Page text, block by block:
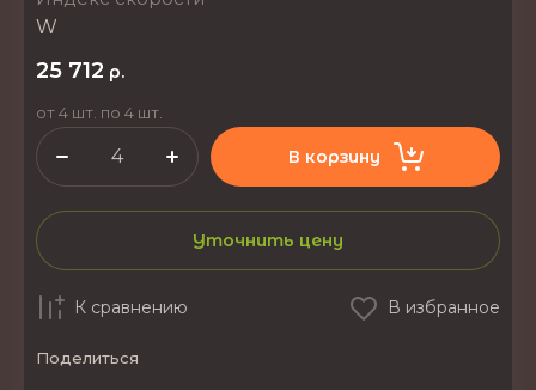
W
25 712 р.
от 4 шт. по 4 шт.
В корзину
Уточнить цену
К сравнению В избранное
Поделиться